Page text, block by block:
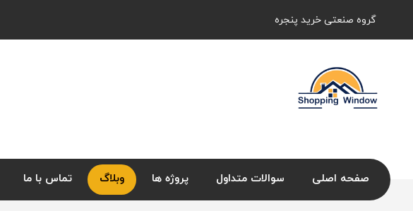
گروه صنعتی خرید پنجره
صفحه اصلی سوالات متداول پروژه ها وبلاگ تماس با ما